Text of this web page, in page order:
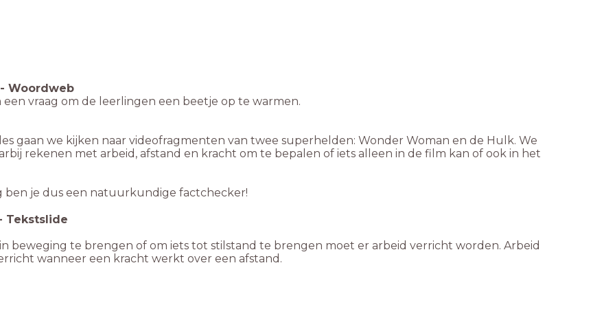
- Woordweb
een vraag om de leerlingen een beetje op te warmen.
gaan we kijken naar videofragmenten van twee superhelden: Wonder Woman en de Hulk. We
rekenen met arbeid, afstand en kracht om te bepalen of iets alleen in de film kan of ook in het
ben je dus een natuurkundige factchecker!
Tekstslide
beweging te brengen of om iets tot stilstand te brengen moet er arbeid verricht worden. Arbeid
wanneer een kracht werkt over een afstand.